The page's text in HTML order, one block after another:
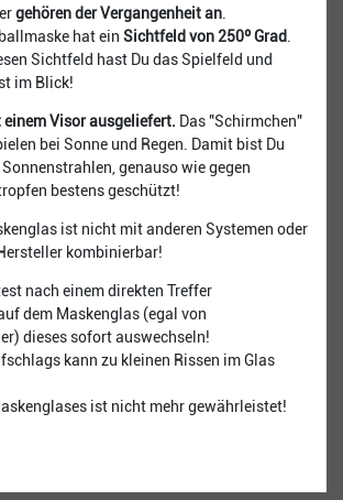
gehören der Vergangenheit an
hat ein Sichtfeld von 250º Grad
Sichtfeld hast Du das Spielfeld und
im Blick!
Visor ausgeliefert. Das "Schirmchen"
bei Sonne und Regen. Damit bist Du
genauso wie gegen
bestens geschützt!
ist nicht mit anderen Systemen oder
kombinierbar!
nach einem direkten Treffer
dem Maskenglas (egal von
dieses sofort auswechseln!
kann zu kleinen Rissen im Glas
ist nicht mehr gewährleistet!